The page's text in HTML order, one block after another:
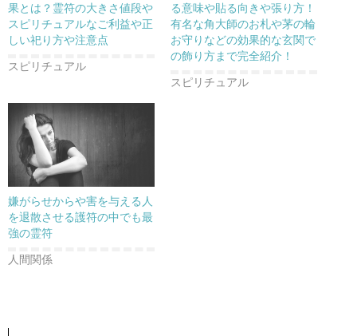
果とは？霊符の大きさ値段や
スピリチュアルなご利益や正
しい祀り方や注意点
スピリチュアル
る意味や貼る向きや張り方！
有名な角大師のお札や茅の輪
お守りなどの効果的な玄関で
の飾り方まで完全紹介！
スピリチュアル
嫌がらせからや害を与える人
を退散させる護符の中でも最
強の霊符
人間関係